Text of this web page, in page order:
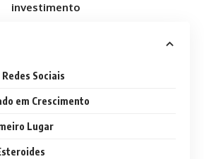
investimento
Sociais
em Crescimento
Lugar